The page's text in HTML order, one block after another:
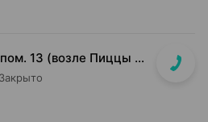
ул. Маяковского, д. 10, пом. 13 (возле Пиццы Мании)
Закрыто